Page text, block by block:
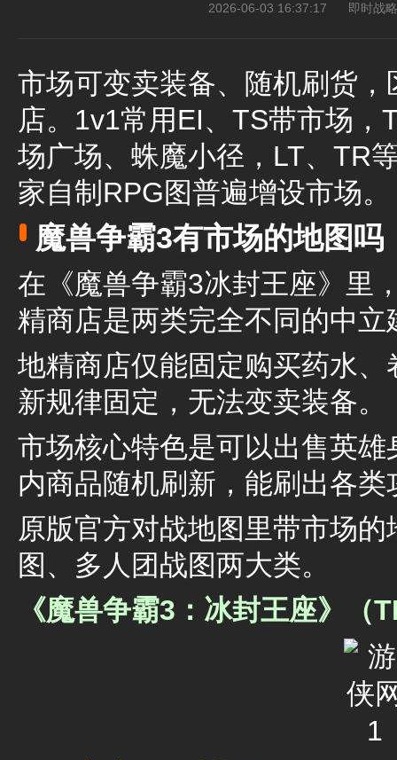
2026-06-03 16:37:17 即时战
市场可变卖装备、随机刷货
店。1v1常用EI、TS带市场
场广场、蛛魔小径，LT、TR
家自制RPG图普遍增设市场。
魔兽争霸3有市场的地图吗
在《魔兽争霸3冰封王座》里
精商店是两类完全不同的中立
地精商店仅能固定购买药水
新规律固定，无法变卖装备。
市场核心特色是可以出售英
内商品随机刷新，能刷出各
原版官方对战地图里带市场
图、多人团战图两大类。
《魔兽争霸3：冰封王座》（